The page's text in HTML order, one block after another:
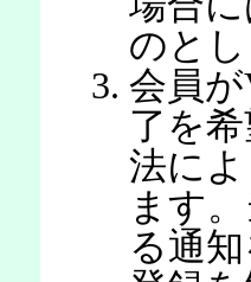
のと
会員
了を
法に
ます
る通